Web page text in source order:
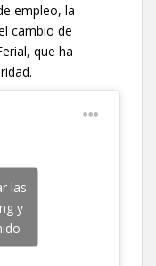
empleo, la
cambio de
que ha
las
y